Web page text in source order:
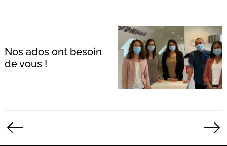
Nos ados ont besoin
de vous !
des